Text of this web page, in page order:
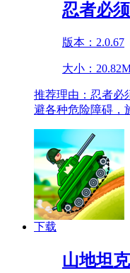
忍者必
版本：2.0.67
大小：
推荐理由： 忍者必
避各种危险障碍，
下载
山地坦